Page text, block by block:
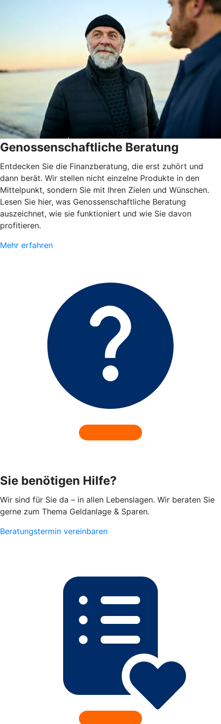
Genossenschaftliche Beratung
Entdecken Sie die Finanzberatung, die erst zuhört und
dann berät. Wir stellen nicht einzelne Produkte in den
Mittelpunkt, sondern Sie mit Ihren Zielen und Wünschen.
Lesen Sie hier, was Genossenschaftliche Beratung
auszeichnet, wie sie funktioniert und wie Sie davon
profitieren.
Mehr erfahren
Sie benötigen Hilfe?
Wir sind für Sie da – in allen Lebenslagen. Wir beraten Sie
gerne zum Thema Geldanlage & Sparen.
Beratungstermin vereinbaren